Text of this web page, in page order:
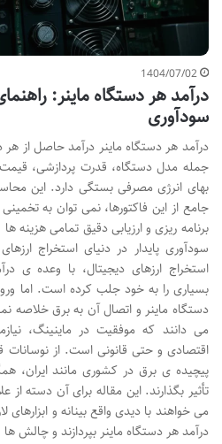
1404/07/02
درآمد هر دستگاه ماینر:
سودآوری
درآمد هر دستگاه ماینر درآمد حاصل از هر
جمله مدل دستگاه، قدرت پردازشی،
بهای انرژی مصرفی بستگی دارد. این
جامع از این فاکتورها، نمی توان به
برنامه ریزی و ارزیابی دقیق تمامی
سودآوری پایدار در دنیای استخراج
استخراج ارزهای دیجیتال، با وعده ی
بسیاری را به خود جلب کرده است. اما
دستگاه ماینر و اتصال آن به برق خلاصه
می دانند که موفقیت در ماینینگ،
اقتصادی و حتی قانونی است. از نوسانات
پیچیده ی برق در کشوری مانند ایران،
تأثیر بگذارند. این مقاله برای آن دسته
می خواهند با دیدی واقع بینانه و ابزارهای
درآمد هر دستگاه ماینر بپردازند و چالش